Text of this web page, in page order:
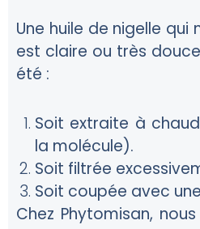
Une huile de nigelle qui
est claire ou très
été :
Soit extraite à
la molécule).
Soit filtrée
Soit coupée avec
Chez Phytomisan,